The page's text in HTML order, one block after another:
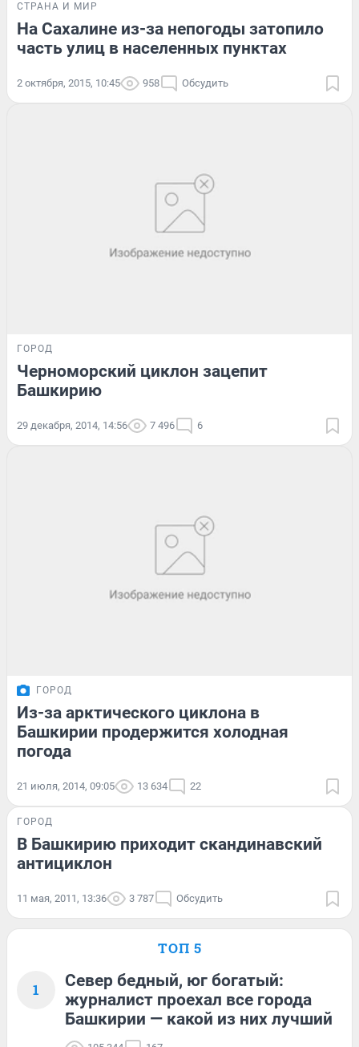
СТРАНА И МИР
На Сахалине из-за непогоды затопило
часть улиц в населенных пунктах
2 октября, 2015, 10:45 958 Обсудить
ГОРОД
Черноморский циклон зацепит
Башкирию
29 декабря, 2014, 14:56 7 496 6
ГОРОД
Из-за арктического циклона в
Башкирии продержится холодная
погода
21 июля, 2014, 09:05 13 634 22
ГОРОД
В Башкирию приходит скандинавский
антициклон
11 мая, 2011, 13:36 3 787 Обсудить
ТОП 5
1
Север бедный, юг богатый:
журналист проехал все города
Башкирии — какой из них лучший